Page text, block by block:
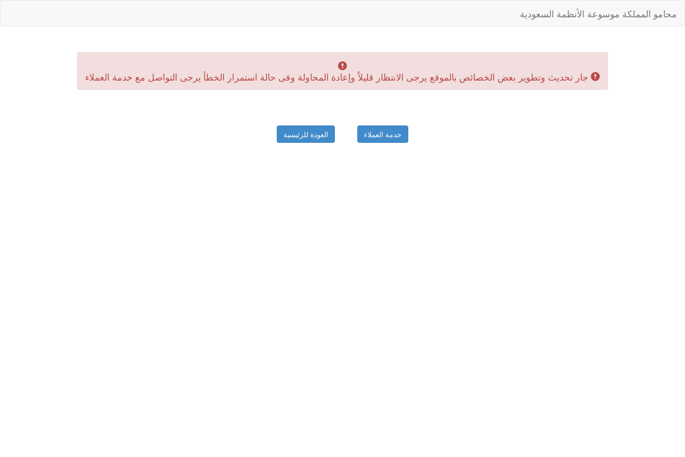
محامو المملكة موسوعة الأنظمة السعودية
جار تحديث وتطوير بعض الخصائص بالموقع يرجى الانتظار قليلاً وإعادة المحاولة وفى حالة استمرار الخطأ يرجى التواصل مع ‬خدمة العملاء
العودة للرئيسية خدمة العملاء